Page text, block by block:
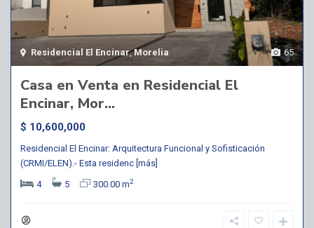
65
Residencial El Encinar,Morelia
Casa en Venta en Residencial El
Encinar, Mor...
$ 10,600,000
Residencial El Encinar: Arquitectura Funcional y Sofisticación
(CRMI/ELEN).- Esta residenc [más]
4
5 300.00 m2